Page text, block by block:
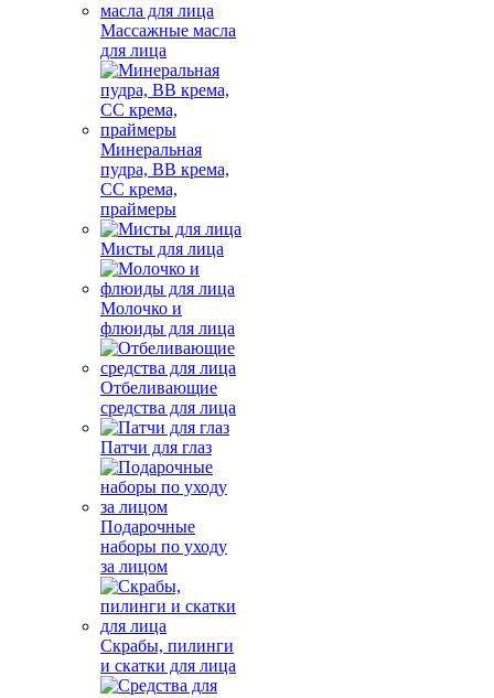
Массажные масла
для лица
Минеральная
пудра, BB крема,
СС крема,
праймеры
Мисты для лица
Молочко и
флюиды для лица
Отбеливающие
средства для лица
Патчи для глаз
Подарочные
наборы по уходу
за лицом
Скрабы, пилинги
и скатки для лица